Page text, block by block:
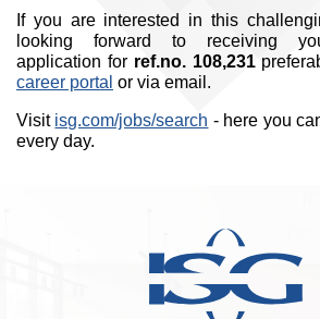
If you are interested in this
looking forward to receiving
application for ref.no. 108,231
career portal or via email.
Visit isg.com/jobs/search - here you
every day.